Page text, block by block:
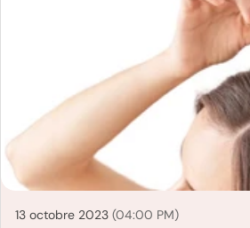
13 octobre 2023 (04:00 PM)